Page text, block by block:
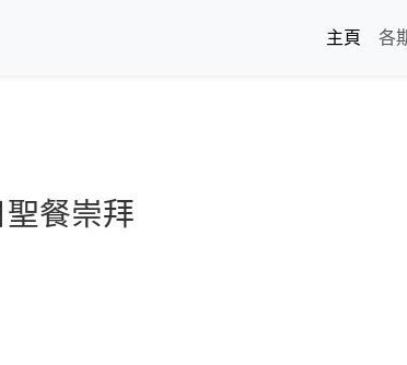
主頁
各
餐崇拜